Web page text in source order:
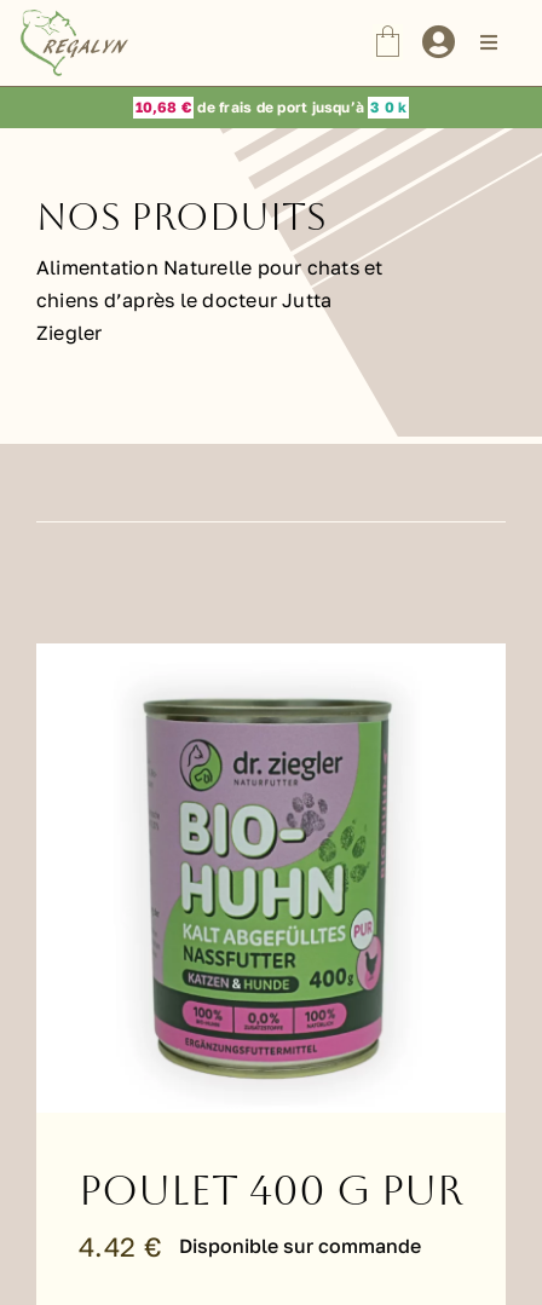
Passer
au
contenu
Nos Produits
Choix du vétérinaire
Blog
10,68 € de frais de port jusqu’à 3 0 k
Nos Produits
Alimentation Naturelle pour chats et
chiens d’après le docteur Jutta
Ziegler
Poulet 400 g PUR
4.42 € Disponible sur commande